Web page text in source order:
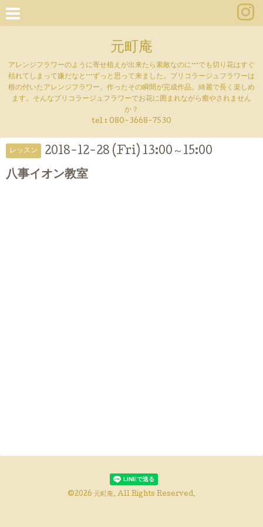
元町庵
アレンジフラワーのように寄せ植えが出来たら素敵なのに···でも切り花はすぐ
枯れてしまって嫌だなと···ずっと思って来ました。ブリコラージュフラワーは
根の付いたアレンジフラワー。作ったその瞬間が完成作品。綺麗で長く楽しめ
ます。そんなブリコラージュフラワーでお花に囲まれながら癒やされません
か？
tel : 080-3668-7530
レッスン 2018-12-28 (Fri) 13:00～15:00
八事イオン教室
©2026 元町庵. All Rights Reserved.